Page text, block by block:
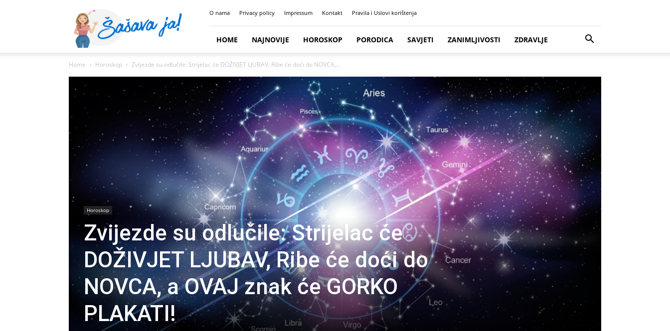
Ja
O nama Privacy policy Impressum Kontakt Pravila i Uslovi korištenja
HOME NAJNOVIJE HOROSKOP PORODICA SAVJETI ZANIMLJIVOSTI ZDRAVLJE
Home Horoskop Zvijezde su odlučile: Strijelac će DOŽIVJET LJUBAV, Ribe će doći do NOVCA,...
Horoskop
Zvijezde su odlučile: Strijelac će
DOŽIVJET LJUBAV, Ribe će doći do
NOVCA, a OVAJ znak će GORKO
PLAKATI!